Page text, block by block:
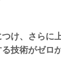
け、さらに
技術がゼロ